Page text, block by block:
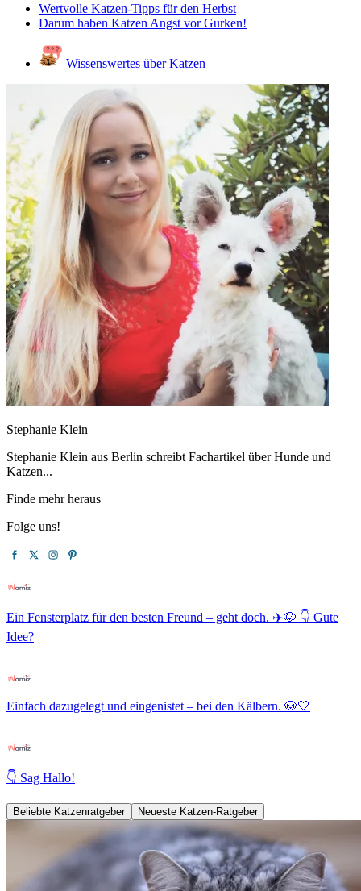
Wertvolle Katzen-Tipps für den Herbst
Darum haben Katzen Angst vor Gurken!
Wissenswertes über Katzen
Stephanie Klein
Stephanie Klein aus Berlin schreibt Fachartikel über Hunde und
Katzen...
Finde mehr heraus
Folge uns!
Ein Fensterplatz für den besten Freund – geht doch. ✈️🐶 👇 Gute
Idee?
Einfach dazugelegt und eingenistet – bei den Kälbern. 🐶🤍
👇 Sag Hallo!
Beliebte Katzenratgeber Neueste Katzen-Ratgeber